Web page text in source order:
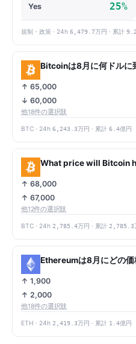
Yes 25%
規制・政策 · 24h 6,479.7万円 · 累計
Bitcoinは8月に何ドルに
↑ 65,000
↓ 60,000
他18件の選択肢
BTC · 24h 6,243.3万円 · 累計 6.4億円
What price will Bitcoin
↑ 68,000
↑ 67,000
他12件の選択肢
BTC · 24h 2,785.4万円 · 累計 2,785.3
Ethereumは8月にどの価
↑ 1,900
↑ 2,000
他18件の選択肢
ETH · 24h 2,419.3万円 · 累計 1.4億円